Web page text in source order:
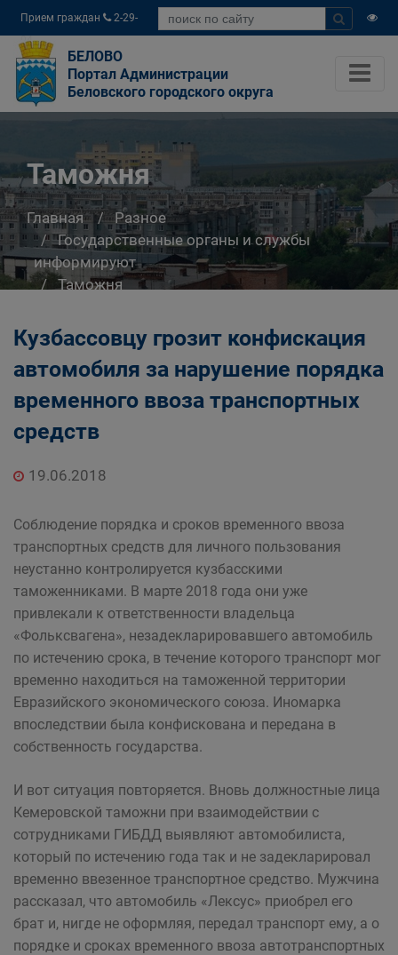
Прием граждан
2-29-
04
БЕЛОВО
Портал Администрации
Беловского городского округа
Таможня
Главная
Разное
Государственные органы и службы
информируют
Таможня
Кузбассовцу грозит конфискация
автомобиля за нарушение порядка
временного ввоза транспортных
средств
19.06.2018
Соблюдение порядка и сроков временного ввоза
транспортных средств для личного пользования
неустанно контролируется кузбасскими
таможенниками. В марте 2018 года они уже
привлекали к ответственности владельца
«Фольксвагена», незадекларировавшего автомобиль
по истечению срока, в течение которого транспорт мог
временно находиться на таможенной территории
Евразийского экономического союза. Иномарка
впоследствии была конфискована и передана в
собственность государства.
И вот ситуация повторяется. Вновь должностные лица
Кемеровской таможни при взаимодействии с
сотрудниками ГИБДД выявляют автомобилиста,
который по истечению года так и не задекларировал
временно ввезенное транспортное средство. Мужчина
рассказал, что автомобиль «Лексус» приобрел его
брат и, нигде не оформляя, передал транспорт ему, а о
порядке и сроках временного ввоза автотранспортных